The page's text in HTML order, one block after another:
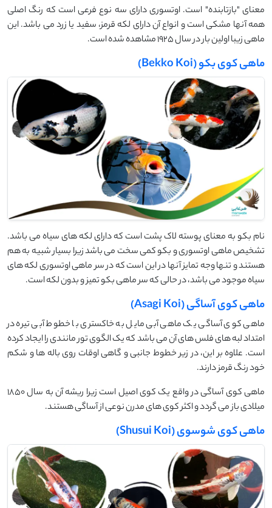
معنای "بازتابنده" است. اوتسوری دارای سه نوع فرعی است که رنگ اصلی
همه آنها مشکی است و انواع آن دارای لکه قرمز، سفید یا زرد می باشد. این
ماهی زیبا اولین بار در سال 1925 مشاهده شده است.
ماهی کوی بکو (Bekko Koi)
نام بکو به معنای پوسته لاک پشت است که دارای لکه های سیاه می باشد.
تشخیص ماهی اوتسوری و بکو کمی سخت می باشد زیرا بسیار شبیه به هم
هستند و تنها وجه تمایز آنها در این است که در سر ماهی اوتسوری لکه های
سیاه موجود می باشد، در حالی که سر ماهی بکو تمیز و بدون لکه است.
ماهی کوی آساگی (Asagi Koi)
ماهی کوی آساگی یک ماهی آبی مایل به خاکستری با خطوط آبی تیره در
امتداد لبه های فلس های آن می باشد که یک الگوی تور مانندی را ایجاد کرده
است. علاوه بر این، در زیر خطوط جانبی و گاهی اوقات روی باله ها و شکم
خود رنگ قرمز دارند.
ماهی کوی آساگی در واقع یک کوی اصیل است زیرا ریشه آن به سال 1850
میلادی باز می گردد و اکثر کوی های مدرن نوعی از آساگی هستند.
ماهی کوی شوسوی (Shusui Koi)